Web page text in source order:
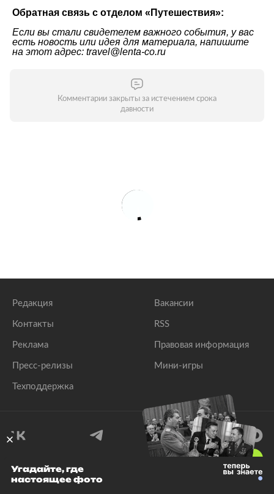
Обратная связь с отделом « Путешествия»:
Если вы стали свидетелем важного события, у вас
есть новость или идея для материала, напишите
на этот адрес: travel@lenta-co.ru
Комментарии закрыты за истечением срока
давности
Редакция
Контакты
Реклама
Пресс-релизы
Техподдержка
Вакансии
RSS
Правовая информация
Мини-игры
© 1999–2026 Все права защищены.
Угадайте, где
настоящее фото